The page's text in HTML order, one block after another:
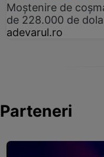
Moștenire de
de 228.000 de
adevarul.ro
Parteneri